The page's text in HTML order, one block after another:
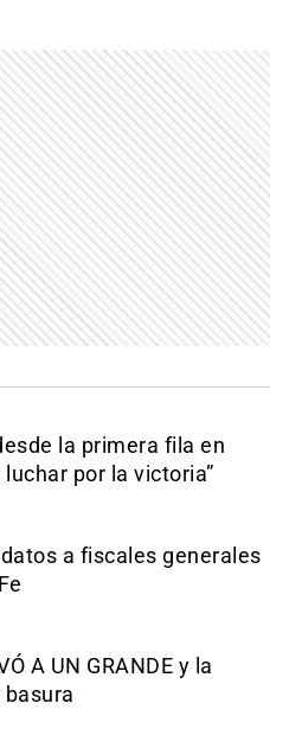
la primera fila en
por la victoria”
a fiscales generales
A UN GRANDE y la